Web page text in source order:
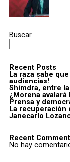
Buscar
Recent Posts
La raza sabe
audiencias!
Shimdra, entre
¿Morena
Prensa y
La recuperación
Janecarlo Lozano
Recent
No hay